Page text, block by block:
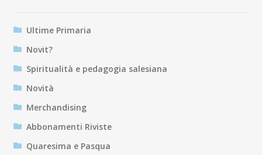
Ultime Primaria
Novit?
Spiritualità e pedagogia salesiana
Novità
Merchandising
Abbonamenti Riviste
Quaresima e Pasqua